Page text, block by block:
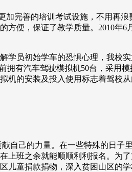
完善的培训考试设施，不用再浪
便，保证了教学质量。2010年
员初始学车的恐惧心理，我校
有汽车驾驶模拟机50台，采用
的安装及投入使用标志着驾校
自己的力量。在一些特殊的日子
班之余就能顺顺利利报名。为
童捐款捐物，深入贫困山区的